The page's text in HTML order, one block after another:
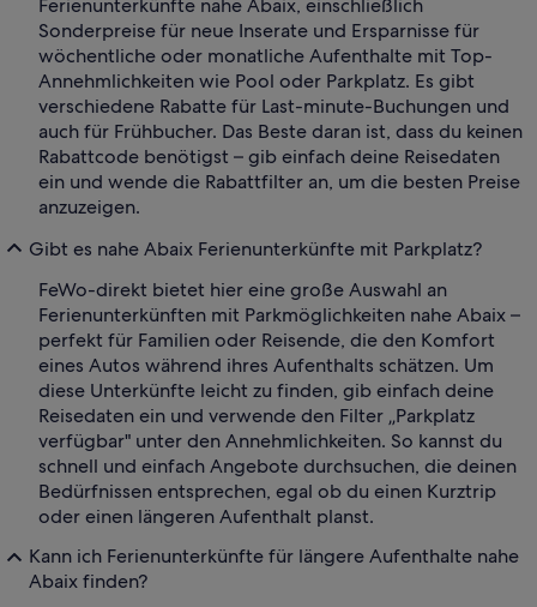
Ferienunterkünfte nahe Abaix, einschließlich
Sonderpreise für neue Inserate und Ersparnisse für
wöchentliche oder monatliche Aufenthalte mit Top-
Annehmlichkeiten wie Pool oder Parkplatz. Es gibt
verschiedene Rabatte für Last-minute-Buchungen und
auch für Frühbucher. Das Beste daran ist, dass du keinen
Rabattcode benötigst – gib einfach deine Reisedaten
ein und wende die Rabattfilter an, um die besten Preise
anzuzeigen.
Gibt es nahe Abaix Ferienunterkünfte mit Parkplatz?
FeWo-direkt bietet hier eine große Auswahl an
Ferienunterkünften mit Parkmöglichkeiten nahe Abaix –
perfekt für Familien oder Reisende, die den Komfort
eines Autos während ihres Aufenthalts schätzen. Um
diese Unterkünfte leicht zu finden, gib einfach deine
Reisedaten ein und verwende den Filter „Parkplatz
verfügbar" unter den Annehmlichkeiten. So kannst du
schnell und einfach Angebote durchsuchen, die deinen
Bedürfnissen entsprechen, egal ob du einen Kurztrip
oder einen längeren Aufenthalt planst.
Kann ich Ferienunterkünfte für längere Aufenthalte nahe
Abaix finden?